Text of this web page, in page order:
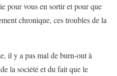
pour vous en sortir et pour que
chronique, ces troubles de la
il y a pas mal de burn-out à
la société et du fait que le